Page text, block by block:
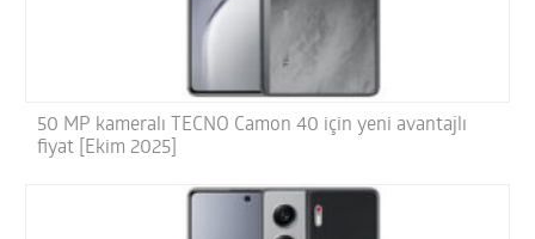
50 MP kameralı TECNO Camon 40 için yeni avantajlı
fiyat [Ekim 2025]